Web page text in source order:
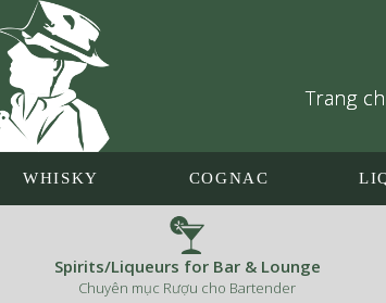
Trang
WHISKY COGNAC
Spirits/Liqueurs for Bar & Lounge
Chuyên mục Rượu cho Bartender